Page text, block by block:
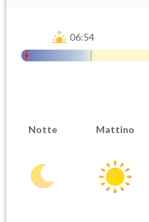
06:54
Notte Mattino